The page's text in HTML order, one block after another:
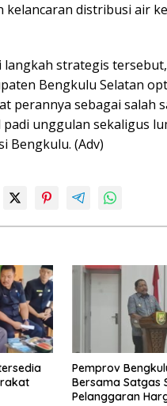
kelancaran distribusi air
langkah strategis tersebut,
Bengkulu Selatan
perannya sebagai salah
unggulan sekaligus
Bengkulu. (Adv)
Pemprov
Bersama Satgas
Pelanggaran